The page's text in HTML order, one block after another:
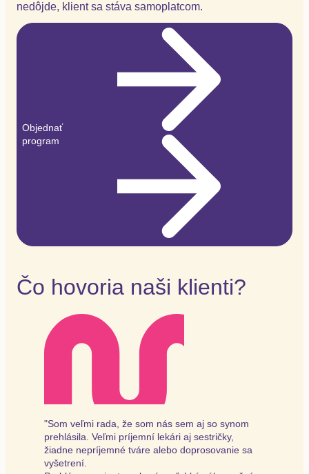
nedôjde, klient sa stáva samoplatcom.
Objednať
program
Čo hovoria naši klienti?
"Som veľmi rada, že som nás sem aj so synom
prehlásila. Veľmi príjemní lekári aj sestričky,
žiadne nepríjemné tváre alebo doprosovanie sa
vyšetrení.